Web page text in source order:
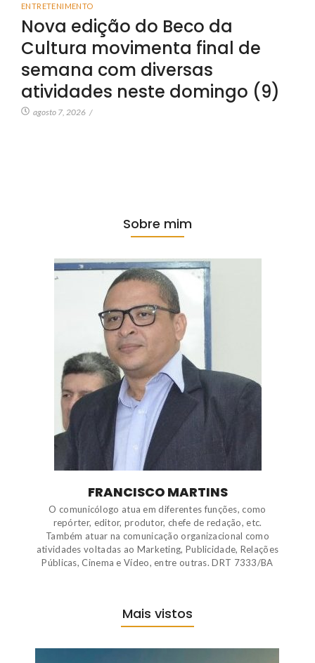
ENTRETENIMENTO
Nova edição do Beco da
Cultura movimenta final de
semana com diversas
atividades neste domingo (9)
agosto 7, 2026 /
Sobre mim
FRANCISCO MARTINS
O comunicólogo atua em diferentes funções, como
repórter, editor, produtor, chefe de redação, etc.
Também atuar na comunicação organizacional como
atividades voltadas ao Marketing, Publicidade, Relações
Públicas, Cinema e Vídeo, entre outras. DRT 7333/BA
Mais vistos